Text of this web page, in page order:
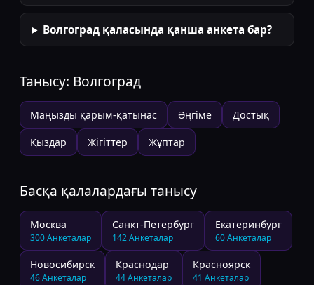
Волгоград қаласында қанша анкета бар?
Танысу: Волгоград
Маңызды қарым-қатынас Әңгіме Достық
Қыздар Жігіттер Жұптар
Басқа қалалардағы танысу
Москва
300Анкеталар
Санкт-Петербург
142Анкеталар
Екатеринбург
60Анкеталар
Новосибирск
46Анкеталар
Краснодар
44Анкеталар
Красноярск
41 Анкеталар